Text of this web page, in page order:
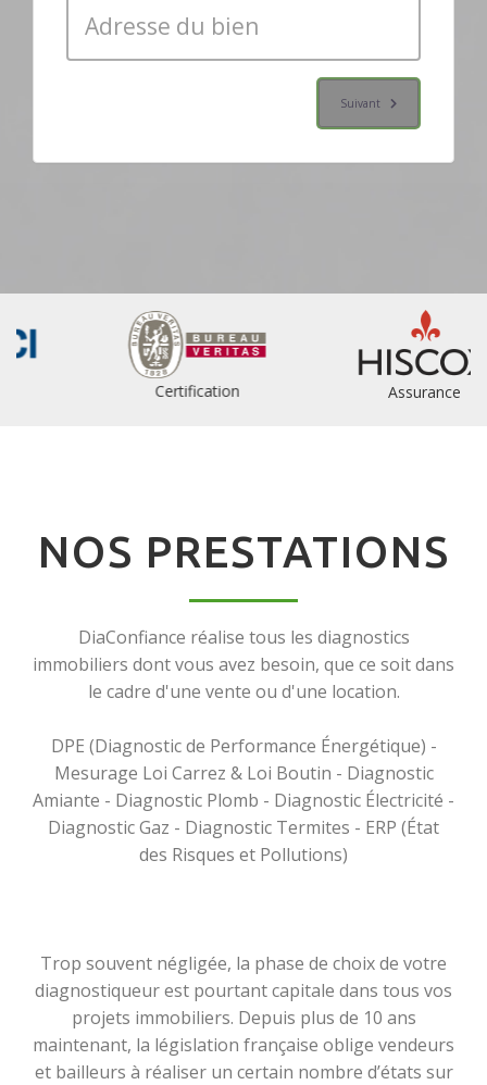
Suivant
Certification Assurance
NOS PRESTATIONS
DiaConfiance réalise tous les diagnostics
immobiliers dont vous avez besoin, que ce soit dans
le cadre d'une vente ou d'une location.
DPE (Diagnostic de Performance Énergétique) -
Mesurage Loi Carrez & Loi Boutin - Diagnostic
Amiante - Diagnostic Plomb - Diagnostic Électricité -
Diagnostic Gaz - Diagnostic Termites - ERP (État
des Risques et Pollutions)
Trop souvent négligée, la phase de choix de votre
diagnostiqueur est pourtant capitale dans tous vos
projets immobiliers. Depuis plus de 10 ans
maintenant, la législation française oblige vendeurs
et bailleurs à réaliser un certain nombre d’états sur